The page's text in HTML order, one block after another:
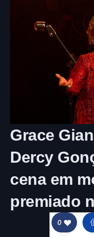
Grace
Dercy
cena em
premiado
0